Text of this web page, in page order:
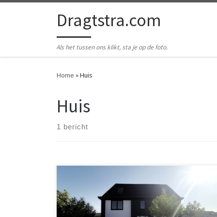
Dragtstra.com
Als het tussen ons klikt, sta je op de foto.
Home »Huis
Huis
1 bericht
Zou het er van komen? Wie zal het zeggen. Annet en
ik kijken naar een ander huis, en dit is het huis wat we